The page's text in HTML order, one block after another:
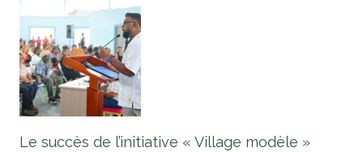
Le succès de l’initiative « Village modèle »